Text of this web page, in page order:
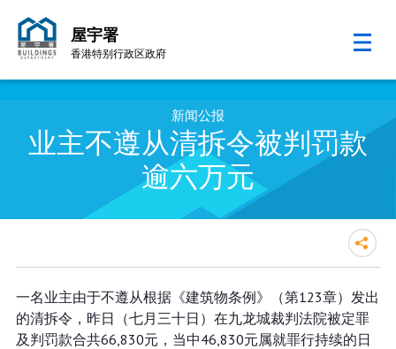
屋宇署
香港特别行政区政府
新闻公报
业主不遵从清拆令被判罚款
逾六万元
业主不遵从清拆令被判罚款逾六万
元
一名业主由于不遵从根据《建筑物条例》（第123章）发出
的清拆令，昨日（七月三十日）在九龙城裁判法院被定罪
及判罚款合共66,830元，当中46,830元属就罪行持续的日